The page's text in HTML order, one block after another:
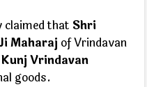
claimed that Shri
Maharaj of Vrindavan
Vrindavan
goods.